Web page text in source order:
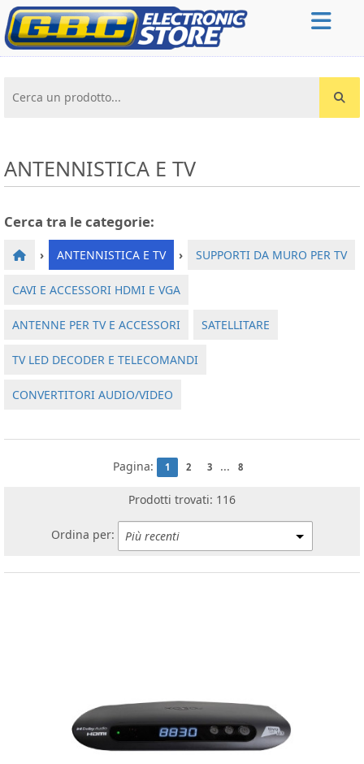
Cerca un prodotto...
ANTENNISTICA E TV
Cerca tra le categorie:
› ANTENNISTICA E TV › SUPPORTI DA MURO PER TV
CAVI E ACCESSORI HDMI E VGA
ANTENNE PER TV E ACCESSORI SATELLITARE
TV LED DECODER E TELECOMANDI
CONVERTITORI AUDIO/VIDEO
Pagina: 1 2 3 ... 8
Prodotti trovati: 116
Ordina per: